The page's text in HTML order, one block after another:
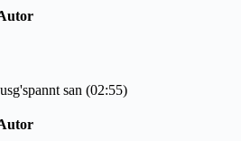
san (02:55)